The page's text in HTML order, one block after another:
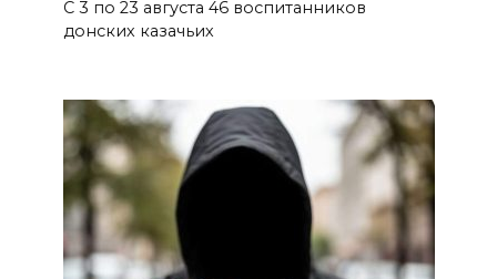
С 3 по 23 августа 46 воспитанников
донских казачьих